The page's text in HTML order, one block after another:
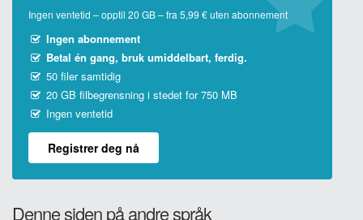
Ingen ventetid – opptil 20 GB – fra 5,99 € uten abonnement
Ingen abonnement
Betal én gang, bruk umiddelbart, ferdig.
50 filer samtidig
20 GB filbegrensning i stedet for 750 MB
Ingen ventetid
Registrer deg nå
Denne siden på andre språk